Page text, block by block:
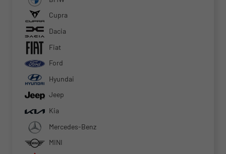
Cupra
Dacia
Fiat
Ford
Hyundai
Jeep
Kia
Mercedes-Benz
MINI